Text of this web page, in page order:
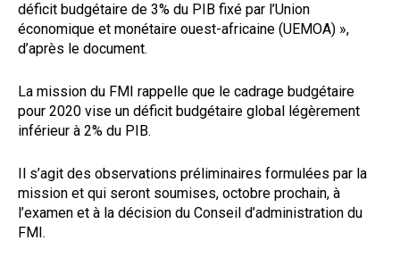
déficit budgétaire de 3% du PIB fixé par l’Union
économique et monétaire ouest-africaine (UEMOA) »,
d’après le document.
La mission du FMI rappelle que le cadrage budgétaire
pour 2020 vise un déficit budgétaire global légèrement
inférieur à 2% du PIB.
Il s’agit des observations préliminaires formulées par la
mission et qui seront soumises, octobre prochain, à
l’examen et à la décision du Conseil d’administration du
FMI.